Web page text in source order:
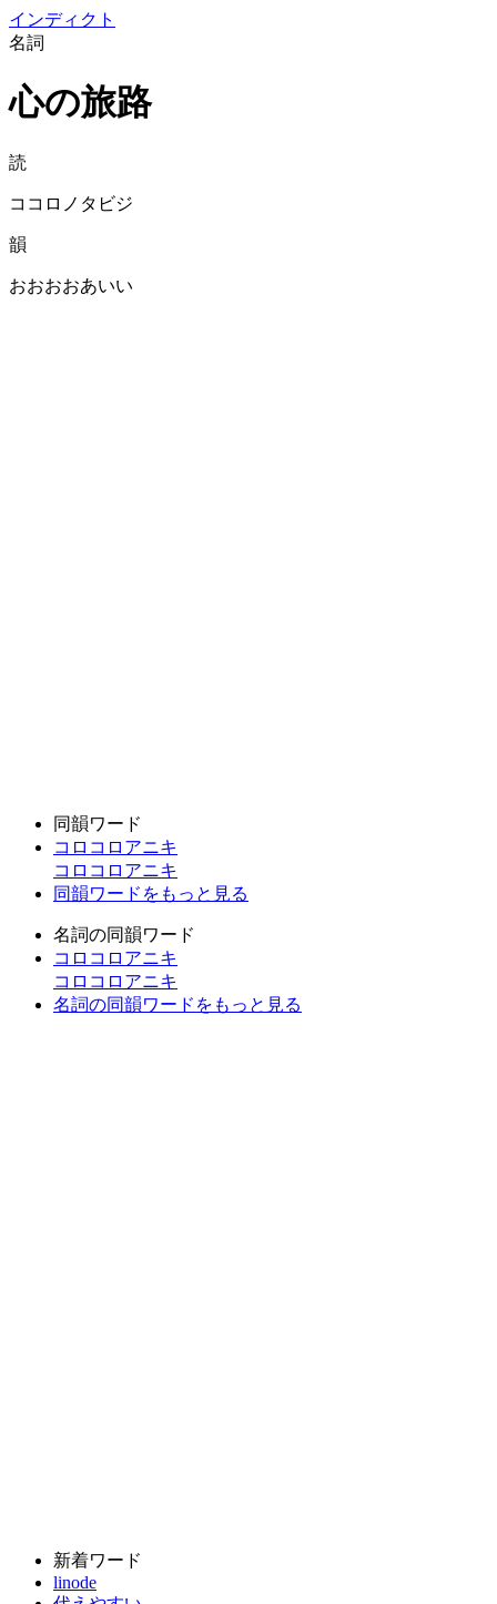
インディクト
名詞
心の旅路
読
ココロノタビジ
韻
おおおおあいい
同韻ワード
コロコロアニキ
コロコロアニキ
同韻ワードをもっと見る
名詞の同韻ワード
コロコロアニキ
コロコロアニキ
名詞の同韻ワードをもっと見る
新着ワード
linode